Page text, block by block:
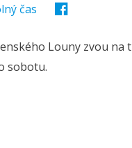
čas
Louny zvou
sobotu.